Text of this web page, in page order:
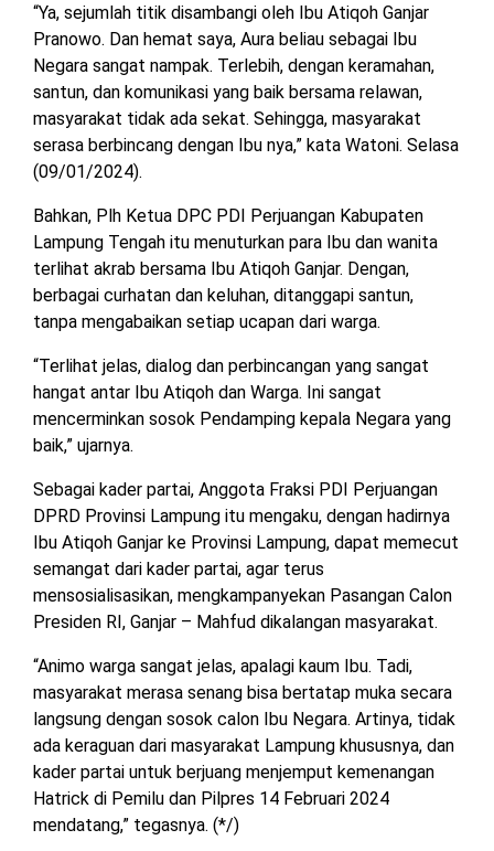
BAWANG
BARAT
WAYKANAN
DPRD
MESUJI
DPRD
PESISIR
BARAT
DPRD
TULANG
BAWANG
DPRD
BAWANG
BARAT
DPRD
WAYKANAN
INFO
PERIKLANAN
KEBIJAKAN
SOSIAL
PEDOMAN
SIBER
REDAKSI
TENTANG
“Ya, sejumlah titik disambangi oleh Ibu Atiqoh Ganjar
Pranowo. Dan hemat saya, Aura beliau sebagai Ibu
Negara sangat nampak. Terlebih, dengan keramahan,
santun, dan komunikasi yang baik bersama relawan,
masyarakat tidak ada sekat. Sehingga, masyarakat
serasa berbincang dengan Ibu nya,” kata Watoni. Selasa
(09/01/2024).
Bahkan, Plh Ketua DPC PDI Perjuangan Kabupaten
Lampung Tengah itu menuturkan para Ibu dan wanita
terlihat akrab bersama Ibu Atiqoh Ganjar. Dengan,
berbagai curhatan dan keluhan, ditanggapi santun,
tanpa mengabaikan setiap ucapan dari warga.
“Terlihat jelas, dialog dan perbincangan yang sangat
hangat antar Ibu Atiqoh dan Warga. Ini sangat
mencerminkan sosok Pendamping kepala Negara yang
baik,” ujarnya.
Sebagai kader partai, Anggota Fraksi PDI Perjuangan
DPRD Provinsi Lampung itu mengaku, dengan hadirnya
Ibu Atiqoh Ganjar ke Provinsi Lampung, dapat memecut
semangat dari kader partai, agar terus
mensosialisasikan, mengkampanyekan Pasangan Calon
Presiden RI, Ganjar – Mahfud dikalangan masyarakat.
“Animo warga sangat jelas, apalagi kaum Ibu. Tadi,
masyarakat merasa senang bisa bertatap muka secara
langsung dengan sosok calon Ibu Negara. Artinya, tidak
ada keraguan dari masyarakat Lampung khususnya, dan
kader partai untuk berjuang menjemput kemenangan
Hatrick di Pemilu dan Pilpres 14 Februari 2024
mendatang,” tegasnya. (*/)